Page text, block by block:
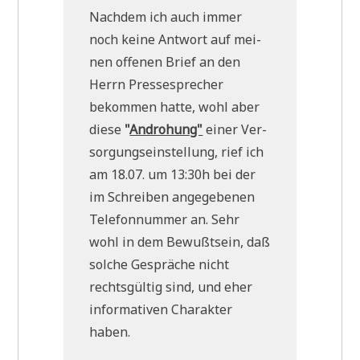
Nach­dem ich auch immer
noch kei­ne Ant­wort auf mei­
nen offe­nen Brief an den
Herrn Pres­se­spre­cher
bekom­men hat­te, wohl aber
die­se "Andro­hung" einer Ver­
sor­gungs­ein­stel­lung, rief ich
am 18.07. um 13:30h bei der
im Schrei­ben ange­ge­be­nen
Tele­fon­num­mer an. Sehr
wohl in dem Bewußt­sein, daß
sol­che Gesprä­che nicht
rechts­gül­tig sind, und eher
infor­ma­ti­ven Cha­rak­ter
haben.